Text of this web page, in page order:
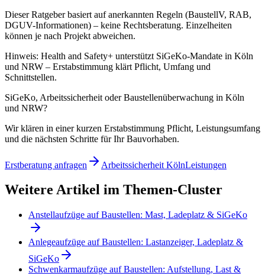
Dieser Ratgeber basiert auf anerkannten Regeln (BaustellV, RAB,
DGUV-Informationen) – keine Rechtsberatung. Einzelheiten
können je nach Projekt abweichen.
Hinweis: Health and Safety+ unterstützt SiGeKo-Mandate in Köln
und NRW – Erstabstimmung klärt Pflicht, Umfang und
Schnittstellen.
SiGeKo, Arbeitssicherheit oder Baustellenüberwachung in Köln
und NRW?
Wir klären in einer kurzen Erstabstimmung Pflicht, Leistungsumfang
und die nächsten Schritte für Ihr Bauvorhaben.
Erstberatung anfragen Arbeitssicherheit KölnLeistungen
Weitere Artikel im Themen-Cluster
Anstellaufzüge auf Baustellen: Mast, Ladeplatz & SiGeKo
Anlegeaufzüge auf Baustellen: Lastanzeiger, Ladeplatz &
SiGeKo
Schwenkarmaufzüge auf Baustellen: Aufstellung, Last &